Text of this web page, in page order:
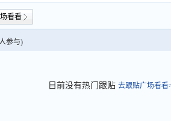
看看
参与)
目前没有热门跟贴 去跟贴广场看看